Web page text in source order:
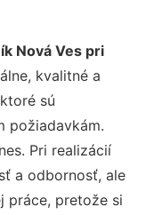
Nová Ves pri
kvalitné a
sú
požiadavkám.
Pri realizácií
a odbornosť, ale
práce, pretože si